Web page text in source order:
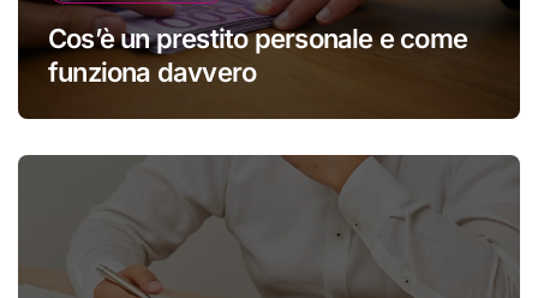
Cos’è un prestito personale e come
funziona davvero